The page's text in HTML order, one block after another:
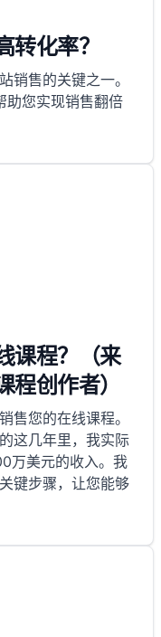
转化率？
销售的关键之一。
助您实现销售翻倍
课程？（来
程创作者）
售您的在线课程。
这几年里，我实际
万美元的收入。我
键步骤，让您能够